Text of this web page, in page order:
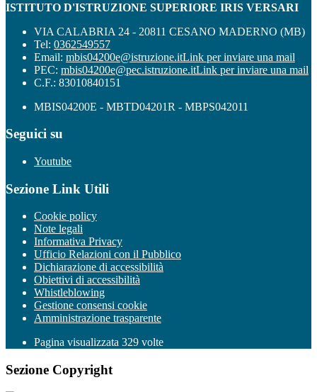
ISTITUTO D'ISTRUZIONE SUPERIORE IRIS VERSARI
VIA CALABRIA 24 - 20811 CESANO MADERNO (MB)
Tel: 0362549557
Email: mbis04200e@istruzione.itLink per inviare una mail
PEC: mbis04200e@pec.istruzione.itLink per inviare una mail
C.F.: 83010840151
MBIS04200E - MBTD04201R - MBPS042011
Seguici su
Youtube
Sezione Link Utili
Cookie policy
Note legali
Informativa Privacy
Ufficio Relazioni con il Pubblico
Dichiarazione di accessibilità
Obiettivi di accessibilità
Whistleblowing
Gestione consensi cookie
Amministrazione trasparente
Pagina visualizzata 329 volte
Sezione Copyright